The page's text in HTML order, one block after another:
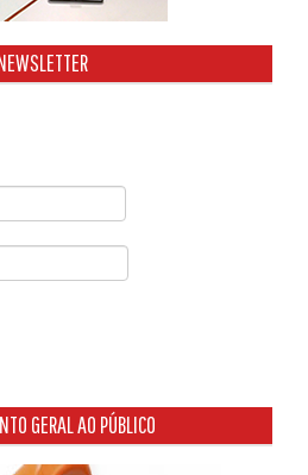
GERAL AO PÚBLICO